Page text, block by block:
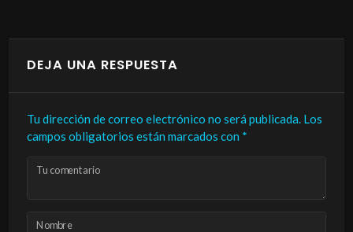
DEJA UNA RESPUESTA
Tu dirección de correo electrónico no será publicada. Los
campos obligatorios están marcados con *
Tu comentario
Nombre